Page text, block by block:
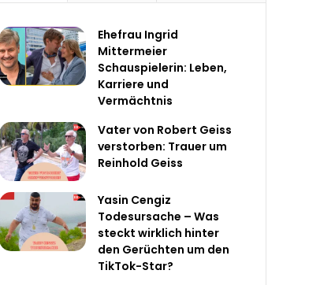
Ehefrau Ingrid
Mittermeier
Schauspielerin: Leben,
Karriere und
Vermächtnis
Vater von Robert Geiss
verstorben: Trauer um
Reinhold Geiss
Yasin Cengiz
Todesursache – Was
steckt wirklich hinter
den Gerüchten um den
TikTok-Star?